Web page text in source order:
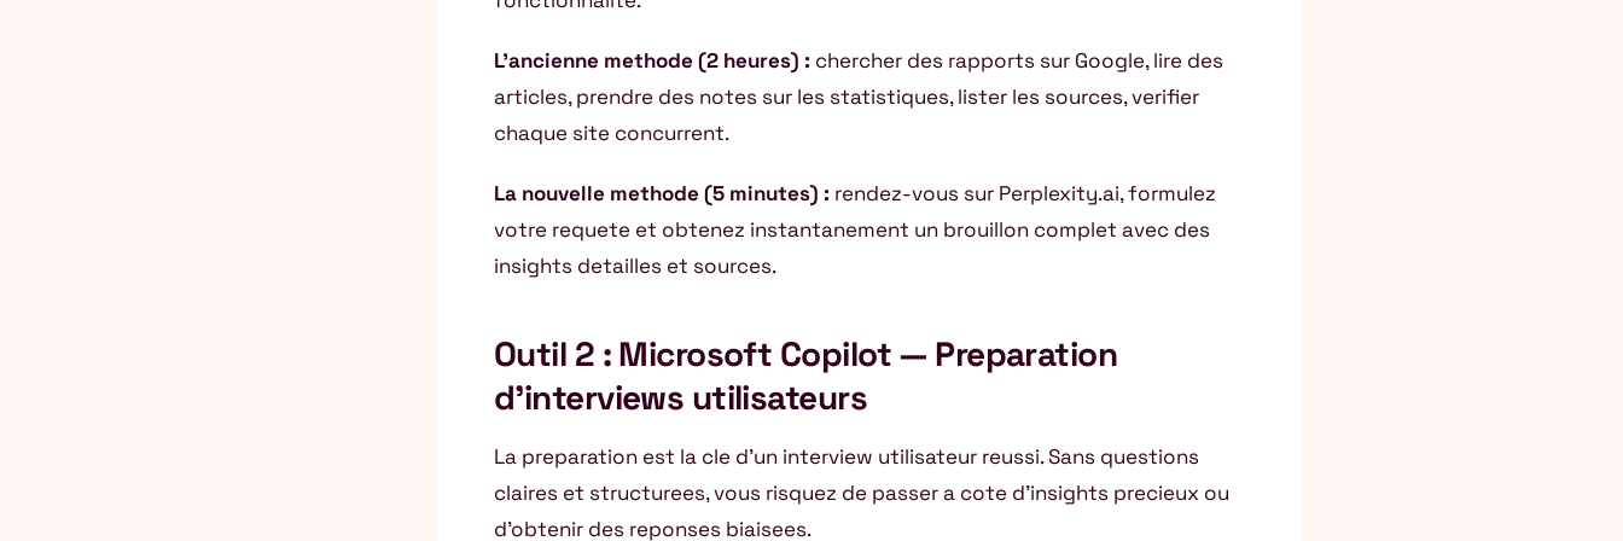
L’ancienne methode (2 heures) : chercher des rapports sur Google, lire des
articles, prendre des notes sur les statistiques, lister les sources, verifier
chaque site concurrent.
La nouvelle methode (5 minutes) : rendez-vous sur Perplexity.ai, formulez
votre requete et obtenez instantanement un brouillon complet avec des
insights detailles et sources.
Outil 2 : Microsoft Copilot — Preparation
d’interviews utilisateurs
La preparation est la cle d’un interview utilisateur reussi. Sans questions
claires et structurees, vous risquez de passer a cote d’insights precieux ou
d’obtenir des reponses biaisees.